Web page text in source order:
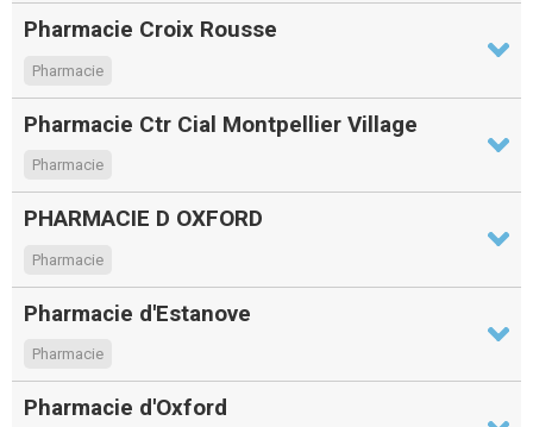
Pharmacie Croix Rousse
Pharmacie
Pharmacie Ctr Cial Montpellier Village
Pharmacie
PHARMACIE D OXFORD
Pharmacie
Pharmacie d'Estanove
Pharmacie
Pharmacie d'Oxford